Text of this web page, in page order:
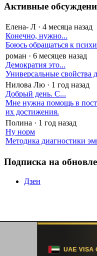
Активные
Елена- Л · 4 месяца назад
Конечно, нужно...
Боюсь обращаться к
роман · 6 месяцев назад
Демократия это...
Универсальные свойства
Нилова Лю · 1 год назад
Добрый день. С...
Мне нужна помощь в
их достижения.
Полина · 1 год назад
Ну норм
Методика диагностики
Подписка на
Дзен